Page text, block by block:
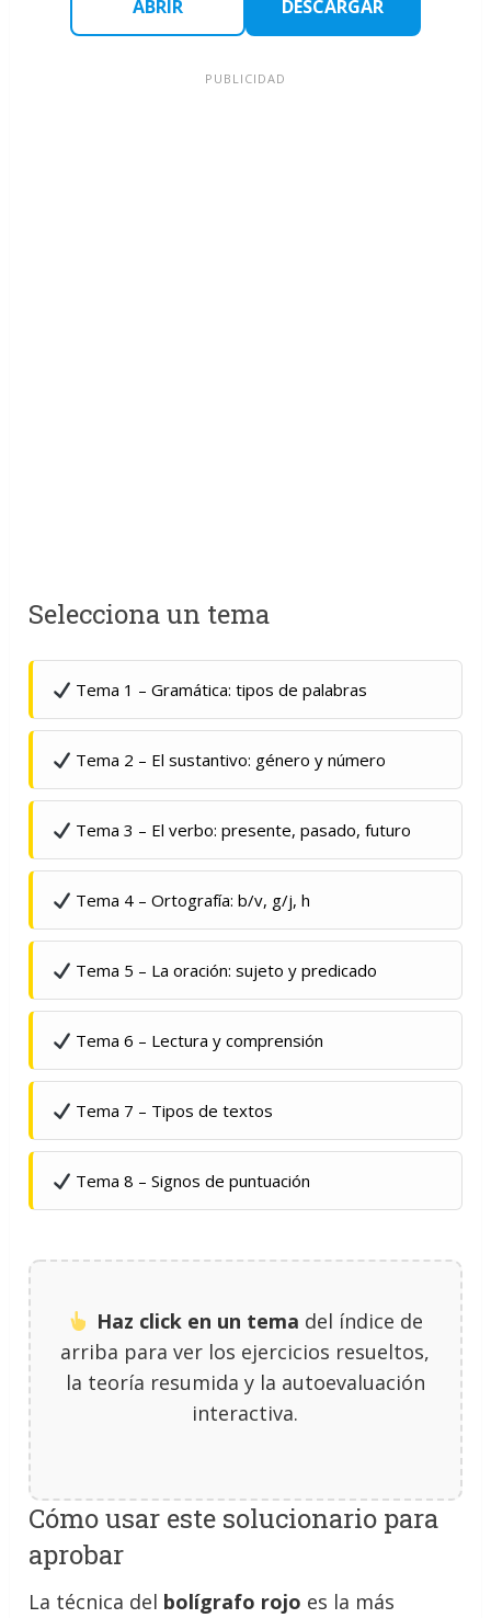
ABRIR DESCARGAR
Selecciona un tema
Tema 1 – Gramática: tipos de palabras
Tema 2 – El sustantivo: género y número
Tema 3 – El verbo: presente, pasado, futuro
Tema 4 – Ortografía: b/v, g/j, h
Tema 5 – La oración: sujeto y predicado
Tema 6 – Lectura y comprensión
Tema 7 – Tipos de textos
Tema 8 – Signos de puntuación
Haz click en un tema del índice de
arriba para ver los ejercicios resueltos,
la teoría resumida y la autoevaluación
interactiva.
Cómo usar este solucionario para
aprobar
La técnica del bolígrafo rojo es la más